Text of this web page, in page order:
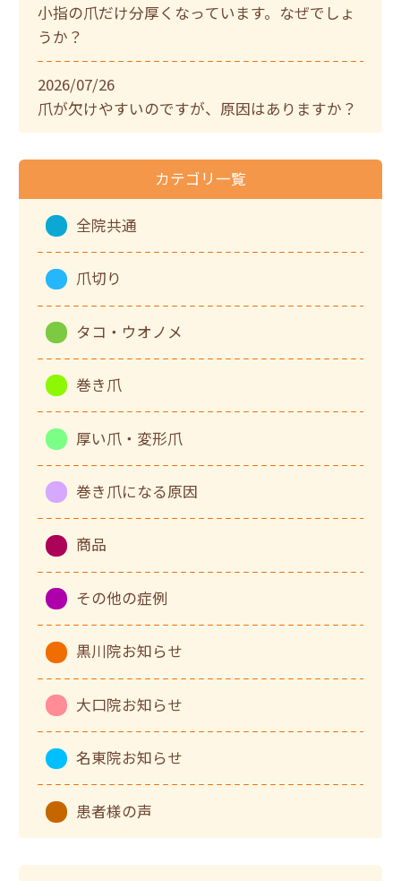
小指の爪だけ分厚くなっています。なぜでしょ
うか？
2026/07/26
爪が欠けやすいのですが、原因はありますか？
カテゴリ一覧
全院共通
爪切り
タコ・ウオノメ
巻き爪
厚い爪・変形爪
巻き爪になる原因
商品
その他の症例
黒川院お知らせ
大口院お知らせ
名東院お知らせ
患者様の声